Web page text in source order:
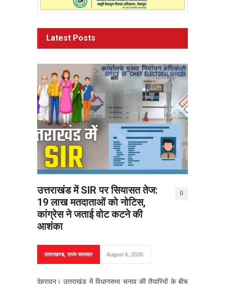
Latest Posts
उत्तराखंड में SIR पर सियासत तेज:
19 लाख मतदाताओं को नोटिस,
कांग्रेस ने जताई वोट कटने की
आशंका
0
उत्तराखण्ड,राज्य समाचार August 6, 2026
देहरादून। उत्तराखंड में विधानसभा चुनाव की तैयारियों के बीच